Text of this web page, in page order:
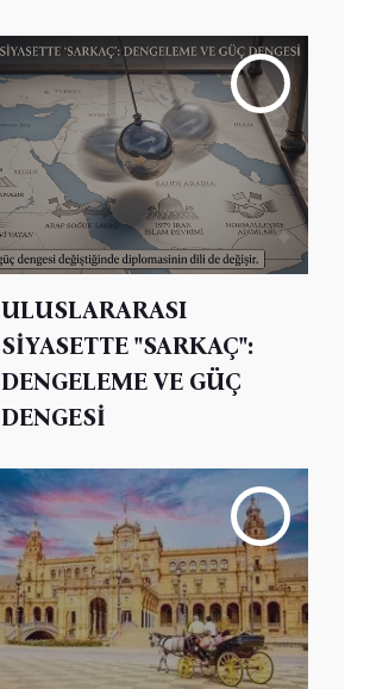
ULUSLARARASI
SİYASETTE "SARKAÇ":
DENGELEME VE GÜÇ
DENGESİ